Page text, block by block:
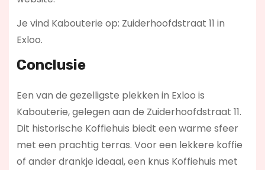
Je vind Kabouterie op: Zuiderhoofdstraat 11 in
Exloo.
Conclusie
Een van de gezelligste plekken in Exloo is
Kabouterie, gelegen aan de Zuiderhoofdstraat 11.
Dit historische Koffiehuis biedt een warme sfeer
met een prachtig terras. Voor een lekkere koffie
of ander drankje ideaal, een knus Koffiehuis met